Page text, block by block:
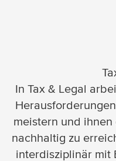
In Tax & Legal
meistern und
nachhaltig zu
interdisziplinär mit